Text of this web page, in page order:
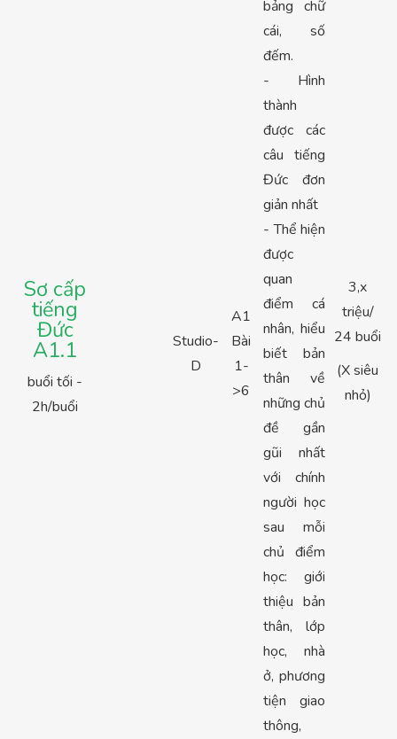
Sơ cấp
tiếng
Đức
A1.1
buổi tối -
2h/buổi
Studio-
D
A1
Bài
1-
>6
bảng chữ
cái, số
đếm.
- Hình
thành
được các
câu tiếng
Đức đơn
giản nhất
- Thể hiện
được
quan
điểm cá
nhân, hiểu
biết bản
thân về
những chủ
đề gần
gũi nhất
với chính
người học
sau mỗi
chủ điểm
học: giới
thiệu bản
thân, lớp
học, nhà
ở, phương
tiện giao
thông,
3,x
triệu/
24 buổi
(X siêu
nhỏ)